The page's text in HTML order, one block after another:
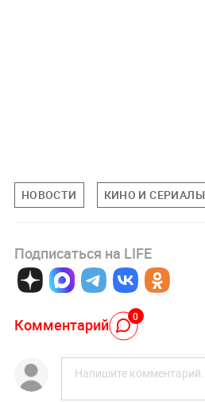
НОВОСТИ КИНО И СЕРИАЛЫ
Подписаться на LIFE
Комментарий 0